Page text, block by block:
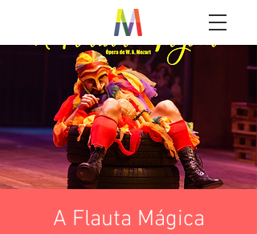
A Flauta Mágica